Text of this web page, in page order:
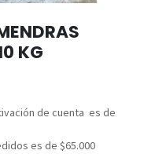
KG
de cuenta es de
es de $65.000